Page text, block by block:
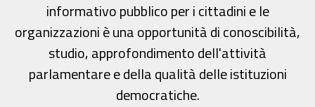
informativo pubblico per i cittadini e le
organizzazioni è una opportunità di conoscibilità,
studio, approfondimento dell'attività
parlamentare e della qualità delle istituzioni
democratiche.